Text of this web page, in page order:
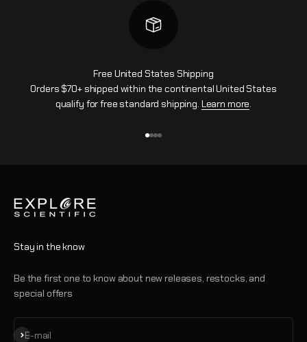
Free United States Shipping
Orders $70+ shipped within the continental United States
qualify for free standard shipping. Learn more.
Stay in the know
Be the first one to know about new releases, restocks, and
special offers
E-mail
S'inscrire